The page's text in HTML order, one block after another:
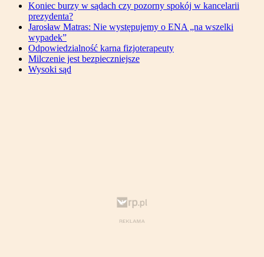
Koniec burzy w sądach czy pozorny spokój w kancelarii
prezydenta?
Jarosław Matras: Nie występujemy o ENA „na wszelki
wypadek”
Odpowiedzialność karna fizjoterapeuty
Milczenie jest bezpieczniejsze
Wysoki sąd